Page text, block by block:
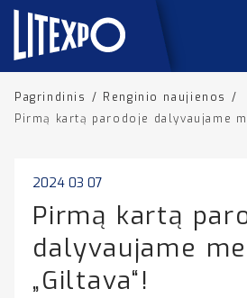
Pagrindinis / Renginio naujienos /
Pirmą kartą parodoje dalyvaujame
2024 03 07
Pirmą kartą
dalyvaujame
„Giltava“!